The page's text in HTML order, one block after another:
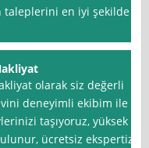
en iyi şekilde
olarak siz değerli
deneyimli ekibim ile *
taşıyoruz, yüksek
ücretsiz ekspertiz